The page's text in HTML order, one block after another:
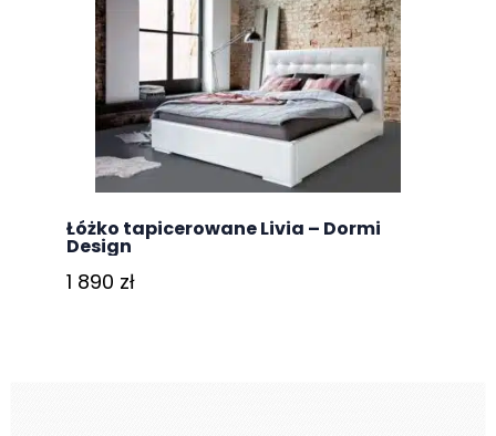
Łóżko tapicerowane Livia – Dormi
Design
1 890 zł